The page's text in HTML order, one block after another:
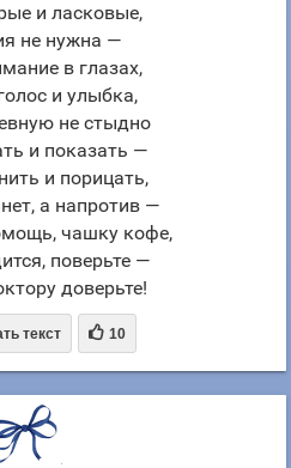
и ласковые,
не нужна —
в глазах,
и улыбка,
не стыдно
и показать —
и порицать,
а напротив —
чашку кофе,
поверьте —
доверьте!
текст  10